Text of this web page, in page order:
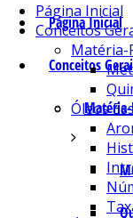
Página Inicial
Conceitos
Página Inicial
Conceitos
Matéria-
Óleos